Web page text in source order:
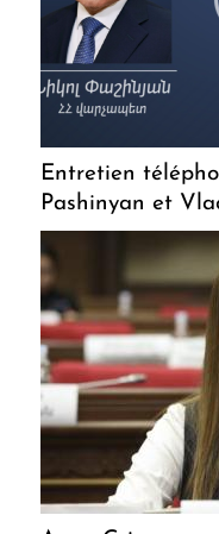
Entretien
Pashinyan et